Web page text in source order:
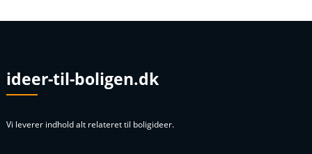
ideer-til-boligen.dk
Vi leverer indhold alt relateret til boligideer.